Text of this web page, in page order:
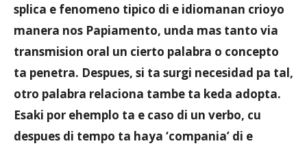
splica e fenomeno tipico di e idiomanan crioyo
manera nos Papiamento, unda mas tanto via
transmision oral un cierto palabra o concepto
ta penetra. Despues, si ta surgi necesidad pa tal,
otro palabra relaciona tambe ta keda adopta.
Esaki por ehemplo ta e caso di un verbo, cu
despues di tempo ta haya ‘compania’ di e